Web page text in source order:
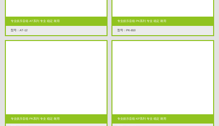
专业娱乐音箱 AT系列 专业 稳定 耐用
型号：AT-12
专业娱乐音箱 PK系列 专业 稳定 耐用
型号：PK-810
专业娱乐音箱 PK系列 专业 稳定 耐用 专业娱乐音箱 KP系列 专业 稳定 耐用